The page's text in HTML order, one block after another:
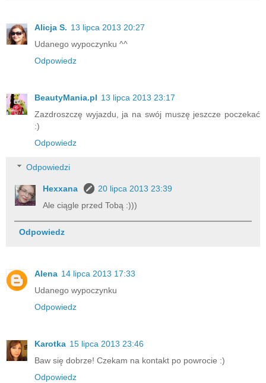
Alicja S. 13 lipca 2013 20:27
Udanego wypoczynku ^^
Odpowiedz
BeautyMania.pl 13 lipca 2013 23:17
Zazdroszczę wyjazdu, ja na swój muszę jeszcze poczekać
:)
Odpowiedz
Odpowiedzi
Hexxana
20 lipca 2013 23:39
Ale ciągle przed Tobą :)))
Odpowiedz
Alena 14 lipca 2013 17:33
Udanego wypoczynku
Odpowiedz
Karotka 15 lipca 2013 23:46
Baw się dobrze! Czekam na kontakt po powrocie :)
Odpowiedz